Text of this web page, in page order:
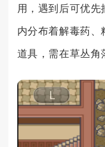
用，遇到后可优
内分布着解毒药
道具，需在草丛角